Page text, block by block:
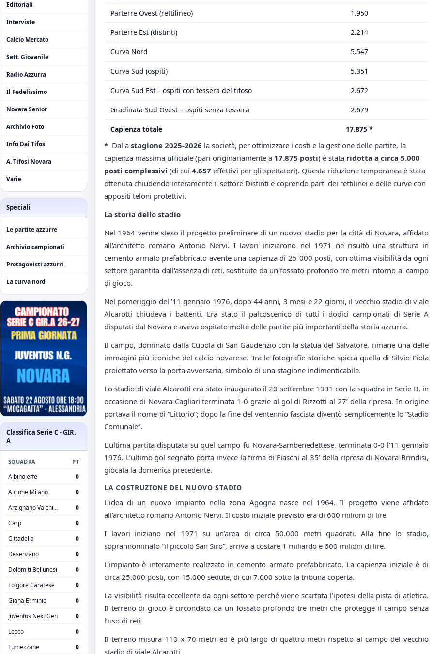
Editoriali
Interviste
Calcio Mercato
Sett. Giovanile
Radio Azzurra
Il Fedelissimo
Novara Senior
Archivio Foto
Info Dai Tifosi
A. Tifosi Novara
Varie
Speciali
Le partite azzurre
Archivio campionati
Protagonisti azzurri
La curva nord
Classifica Serie C - GIR.
A
SQUADRA PT
Albinoleffe
0
Alcione Milano
0
Arzignano Valchiampo
0
Carpi
0
Cittadella
0
Desenzano
0
Dolomiti Bellunesi
0
Folgore Caratese
0
Giana Erminio
0
Juventus Next Gen
0
Lecco
0
Lumezzane
0
Parterre Ovest (rettilineo) 1.950
Parterre Est (distinti) 2.214
Curva Nord 5.547
Curva Sud (ospiti) 5.351
Curva Sud Est – ospiti con tessera del tifoso 2.672
Gradinata Sud Ovest – ospiti senza tessera 2.679
Capienza totale 17.875 *
* Dalla stagione 2025-2026 la società, per ottimizzare i costi e la gestione delle partite, la
capienza massima ufficiale (pari originariamente a 17.875 posti) è stata ridotta a circa 5.000
posti complessivi (di cui 4.657 effettivi per gli spettatori). Questa riduzione temporanea è stata
ottenuta chiudendo interamente il settore Distinti e coprendo parti dei rettilinei e delle curve con
appositi teloni protettivi.
La storia dello stadio
Nel 1964 venne steso il progetto preliminare di un nuovo stadio per la città di Novara, affidato
all'architetto romano Antonio Nervi. I lavori iniziarono nel 1971 ne risultò una struttura in
cemento armato prefabbricato avente una capienza di 25 000 posti, con ottima visibilità da ogni
settore garantita dall'assenza di reti, sostituite da un fossato profondo tre metri intorno al campo
di gioco.
Nel pomeriggio dell’11 gennaio 1976, dopo 44 anni, 3 mesi e 22 giorni, il vecchio stadio di viale
Alcarotti chiudeva i battenti. Era stato il palcoscenico di tutti i dodici campionati di Serie A
disputati dal Novara e aveva ospitato molte delle partite più importanti della storia azzurra.
Il campo, dominato dalla Cupola di San Gaudenzio con la statua del Salvatore, rimane una delle
immagini più iconiche del calcio novarese. Tra le fotografie storiche spicca quella di Silvio Piola
proiettato verso la porta avversaria, simbolo di una stagione indimenticabile.
Lo stadio di viale Alcarotti era stato inaugurato il 20 settembre 1931 con la squadra in Serie B, in
occasione di Novara-Cagliari terminata 1-0 grazie al gol di Rizzotti al 27’ della ripresa. In origine
portava il nome di “Littorio”; dopo la fine del ventennio fascista diventò semplicemente lo “Stadio
Comunale”.
L’ultima partita disputata su quel campo fu Novara-Sambenedettese, terminata 0-0 l’11 gennaio
1976. L’ultimo gol segnato porta invece la firma di Fiaschi al 35’ della ripresa di Novara-Brindisi,
giocata la domenica precedente.
LA COSTRUZIONE DEL NUOVO STADIO
L’idea di un nuovo impianto nella zona Agogna nasce nel 1964. Il progetto viene affidato
all’architetto romano Antonio Nervi. Il costo iniziale previsto era di 600 milioni di lire.
I lavori iniziano nel 1971 su un’area di circa 50.000 metri quadrati. Alla fine lo stadio,
soprannominato “il piccolo San Siro”, arriva a costare 1 miliardo e 600 milioni di lire.
L’impianto è interamente realizzato in cemento armato prefabbricato. La capienza iniziale è di
circa 25.000 posti, con 15.000 sedute, di cui 7.000 sotto la tribuna coperta.
La visibilità risulta eccellente da ogni settore perché viene scartata l’ipotesi della pista di atletica.
Il terreno di gioco è circondato da un fossato profondo tre metri che protegge il campo senza
l’uso di reti.
Il terreno misura 110 x 70 metri ed è più largo di quattro metri rispetto al campo del vecchio
stadio di viale Alcarotti.